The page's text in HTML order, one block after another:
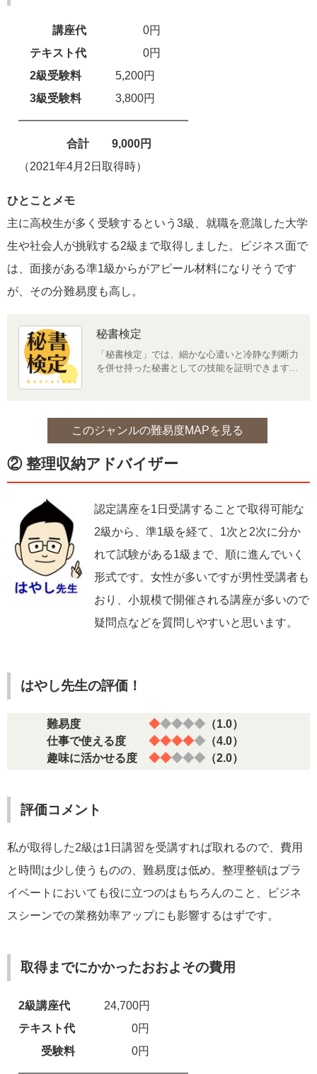
講座代 0円
テキスト代 0円
2級受験料 5,200円
3級受験料 3,800円
━━━━━━━━━━━━━━━
合計 9,000円
（2021年4月2日取得時）
ひとことメモ
主に高校生が多く受験するという3級、就職を意識した大学
生や社会人が挑戦する2級まで取得しました。ビジネス面で
は、面接がある準1級からがアピール材料になりそうです
が、その分難易度も高し。
秘書検定
「秘書検定」では、細かな心遣いと冷静な判断力
を併せ持った秘書としての技能を証明できます...
このジャンルの難易度MAPを見る
② 整理収納アドバイザー
認定講座を1日受講することで取得可能な
2級から、準1級を経て、1次と2次に分か
れて試験がある1級まで、順に進んでいく
形式です。女性が多いですが男性受講者も
おり、小規模で開催される講座が多いので
疑問点などを質問しやすいと思います。
はやし先生の評価！
難易度 ◆◆◆◆◆ （1.0）
仕事で使える度 ◆◆◆◆◆ （4.0）
趣味に活かせる度 ◆◆◆◆◆ （2.0）
評価コメント
私が取得した2級は1日講習を受講すれば取れるので、費用
と時間は少し使うものの、難易度は低め。整理整頓はプラ
イベートにおいても役に立つのはもちろんのこと、ビジネ
スシーンでの業務効率アップにも影響するはずです。
取得までにかかったおおよその費用
2級講座代 24,700円
テキスト代 0円
受験料 0円